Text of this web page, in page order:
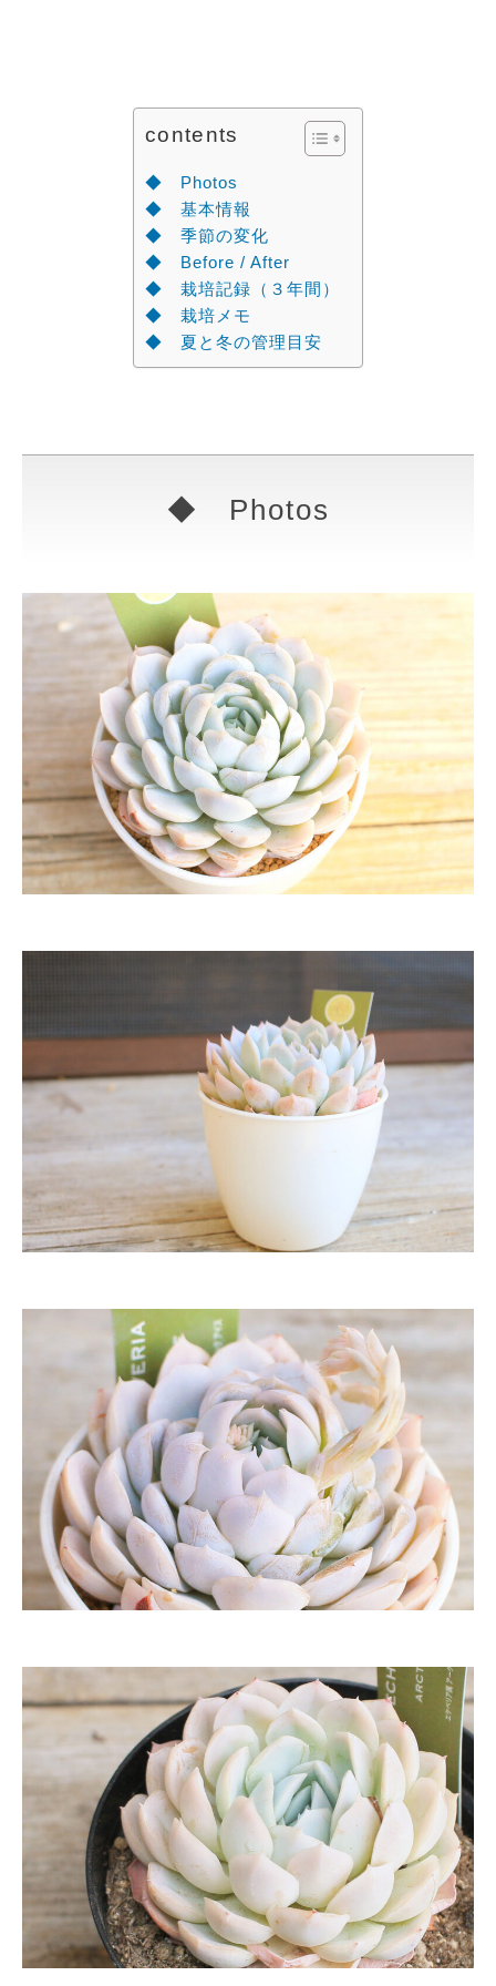
contents
◆ Photos
◆ 基本情報
◆ 季節の変化
◆ Before / After
◆ 栽培記録（３年間）
◆ 栽培メモ
◆ 夏と冬の管理目安
◆ Photos